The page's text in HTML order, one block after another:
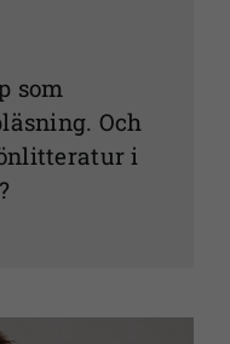
som
Och
i
på
webbplatsen
att vår